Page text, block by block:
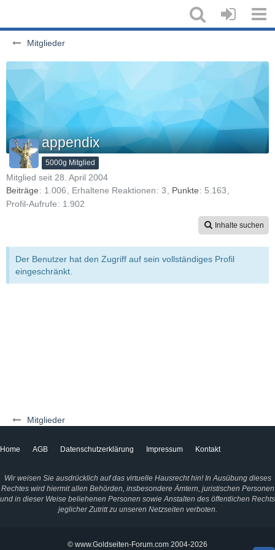
Mitglieder
Mitglieder
appendix
5000g Mitglied
Mitglied seit 28. April 2004
Beiträge
1.006 Erhaltene Reaktionen 3 Punkte
5.163
Profil-Aufrufe
1.902
Inhalte suchen
Der Benutzer hat den Zugriff auf sein vollständiges Profil
eingeschränkt.
Home AGB Datenschutzerklärung Impressum Kontakt
Wir weisen Sie ausdrücklich auf das virtuelle Hausrecht hin! In Ausübung dieses
Rechtes wird hiermit allen Behörden, insbesondere Ämtern, juristischen Personen
und in dieser Weise beliehenen Personen sowie Anstalten des öffentlichen Rechts
jeglicher Zutritt zu unseren Netzseiten verboten.
© www.Goldseiten-Forum.com 2004-2026